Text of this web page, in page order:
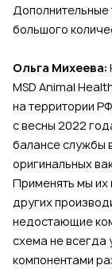
Дополнительные
большого
Ольга Михеева:
MSD Animal
на территории
с весны 2022
балансе службы
оригинальных
Применять мы их
других
недостающие
схема не всегда
компонентами